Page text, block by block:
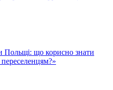
Польщі: що корисно знати